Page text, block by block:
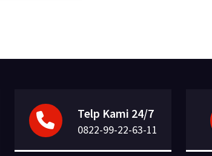
Telp Kami 24/7
0822-99-22-63-11